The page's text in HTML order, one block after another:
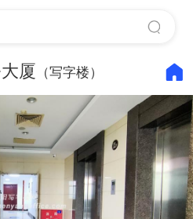
厦 （写字楼）